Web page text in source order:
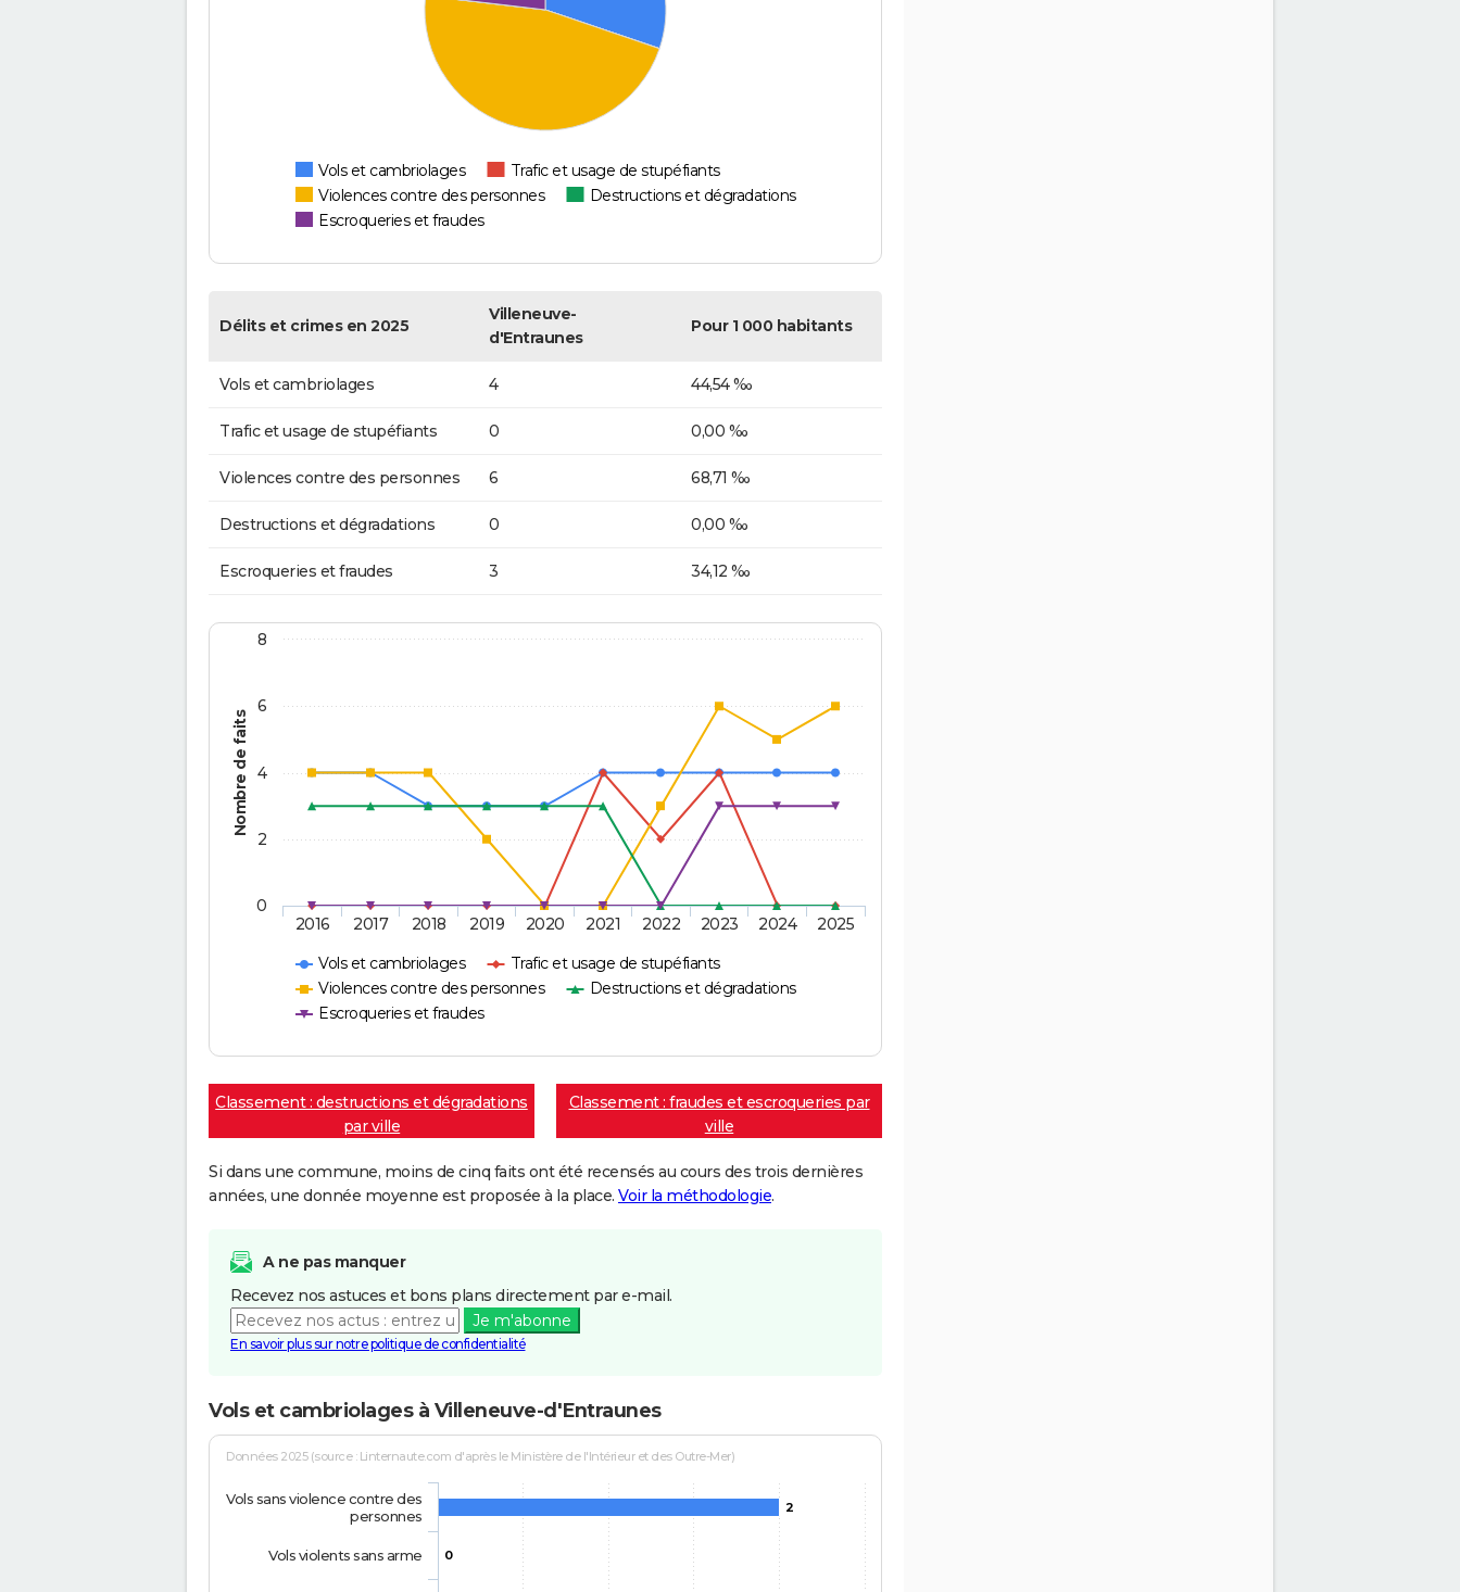
Vols et cambriolages
Trafic et usage de stupéfiants
Violences contre des personnes
Destructions et dégradations
Escroqueries et fraudes
Délits et crimes en 2025
Villeneuve-
d'Entraunes
Pour 1 000 habitants
Vols et cambriolages 4 44,54 ‰
Trafic et usage de stupéfiants 0 0,00 ‰
Violences contre des personnes 6 68,71 ‰
Destructions et dégradations 0 0,00 ‰
Escroqueries et fraudes 3 34,12 ‰
Nombre de faits
Vols et cambriolages
Trafic et usage de stupéfiants
Violences contre des personnes
Destructions et dégradations
Escroqueries et fraudes
2016 2017 2018 2019 2020 2021 2022 2023 2024 2025
0
2
4
6
8
Classement : destructions et dégradations
par ville
Classement : fraudes et escroqueries par
ville
Si dans une commune, moins de cinq faits ont été recensés au cours des trois dernières
années, une donnée moyenne est proposée à la place. Voir la méthodologie.
A ne pas manquer
Recevez nos astuces et bons plans directement par e-mail.
Je m'abonne
En savoir plus sur notre politique de confidentialité
Vols et cambriolages à Villeneuve-d'Entraunes
Données 2025 (source : Linternaute.com d'après le Ministère de l'Intérieur et des Outre-Mer)
2
0
Vols sans violence contre des
personnes
Vols violents sans arme